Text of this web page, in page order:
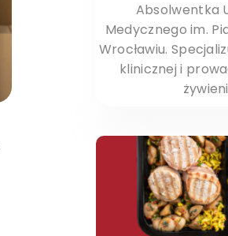
Absolwentka
Medycznego im.
Wrocławiu.
klinicznej i